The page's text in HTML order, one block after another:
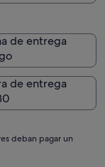
de entrega
de entrega
deban pagar un